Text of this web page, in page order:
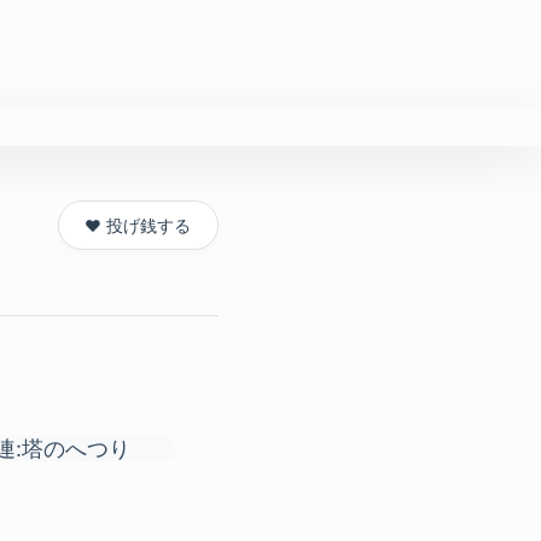
❤️ 投げ銭する